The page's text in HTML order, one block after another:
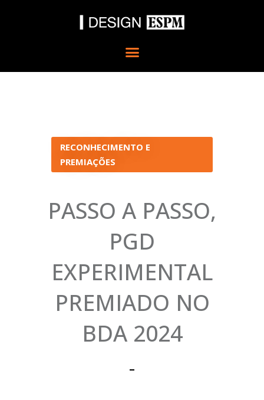
RECONHECIMENTO E
PREMIAÇÕES
PASSO A PASSO,
PGD
EXPERIMENTAL
PREMIADO NO
BDA 2024